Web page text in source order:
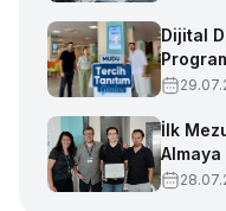
Dijital
İlk
Almaya